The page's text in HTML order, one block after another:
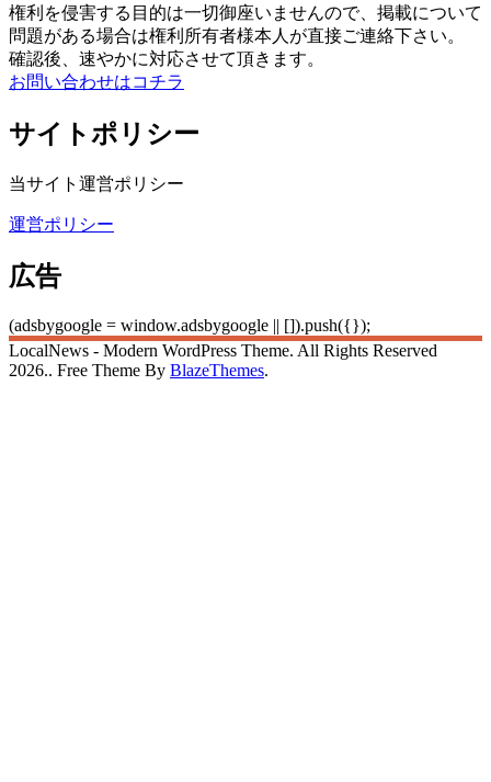
権利を侵害する目的は一切御座いませんので、掲載について
問題がある場合は権利所有者様本人が直接ご連絡下さい。
確認後、速やかに対応させて頂きます。
お問い合わせはコチラ
サイトポリシー
当サイト運営ポリシー
運営ポリシー
広告
(adsbygoogle = window.adsbygoogle || []).push({});
LocalNews - Modern WordPress Theme. All Rights Reserved
2026.. Free Theme By BlazeThemes.